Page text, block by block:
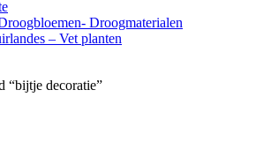
Droogmaterialen
– Vet planten
“bijtje decoratie”